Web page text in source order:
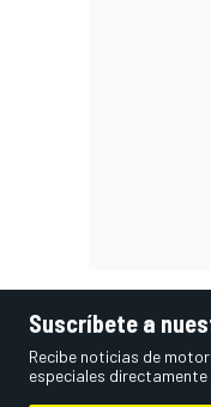
Suscríbete a
Recibe noticias de
especiales